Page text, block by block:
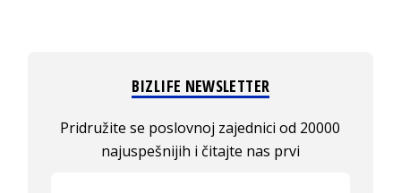
BIZLIFE NEWSLETTER
Pridružite se poslovnoj zajednici od 20000
najuspešnijih i čitajte nas prvi